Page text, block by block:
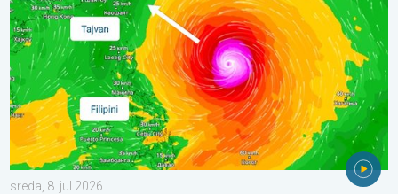
sreda, 8. jul 2026.